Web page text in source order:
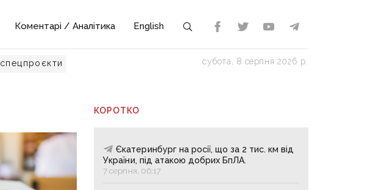
Коментарі / Аналітика English
спецпроєкти субота, 8 серпня 2026 р.
КОРОТКО
Єкатеринбург на росії, що за 2 тис. км від
України, під атакою добрих БпЛА.
7 серпня, 06:17